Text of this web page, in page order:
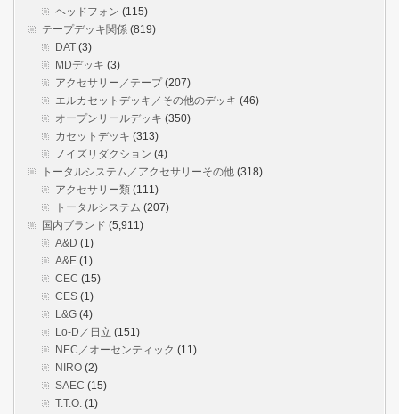
ヘッドフォン (115)
テープデッキ関係 (819)
DAT (3)
MDデッキ (3)
アクセサリー／テープ(207)
エルカセットデッキ／その他のデッキ (46)
オープンリールデッキ (350)
カセットデッキ (313)
ノイズリダクション (4)
トータルシステム／アクセサリーその他 (318)
アクセサリー類 (111)
トータルシステム (207)
国内ブランド (5,911)
A&D (1)
A&E (1)
CEC (15)
CES (1)
L&G (4)
Lo-D／日立 (151)
NEC／オーセンティック (11)
NIRO (2)
SAEC (15)
T.T.O. (1)